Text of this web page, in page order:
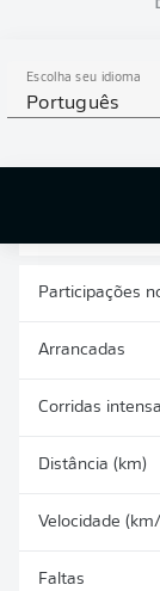
Escolha seu idioma
Português
Participações
Arrancadas
Corridas
Distância (km)
Velocidade
Faltas